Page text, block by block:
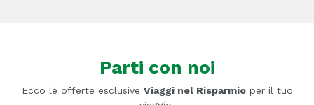
Parti con noi
Ecco le offerte esclusive Viaggi nel Risparmioper il tuo